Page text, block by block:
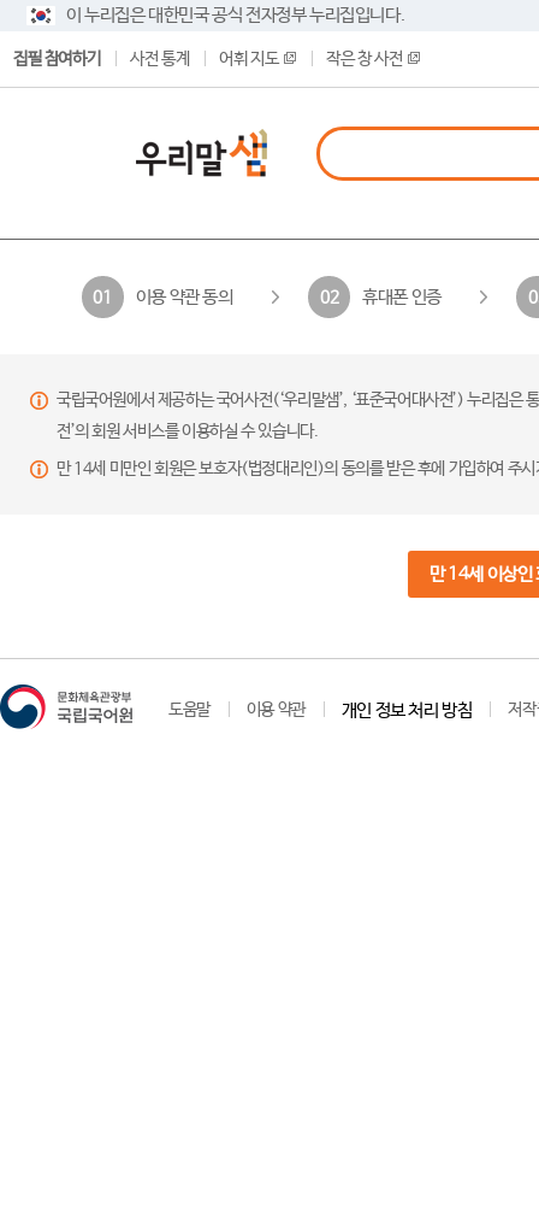
이 누리집은 대한민국 공식 전자정부 누리집입니다.
집필 참여하기 사전 통계 어휘 지도 작은 창 사전
01 이용 약관 동의 02 휴대폰 인증
국립국어원에서 제공하는 국어사전(‘우리말샘’, ‘표준국어대사전’) 누리집
전’의 회원 서비스를 이용하실 수 있습니다.
만 14세 미만인 회원은 보호자(법정대리인)의 동의를 받은 후에 가입하여 주
만 14세 이상인
도움말 이용 약관 개인 정보 처리 방침 저